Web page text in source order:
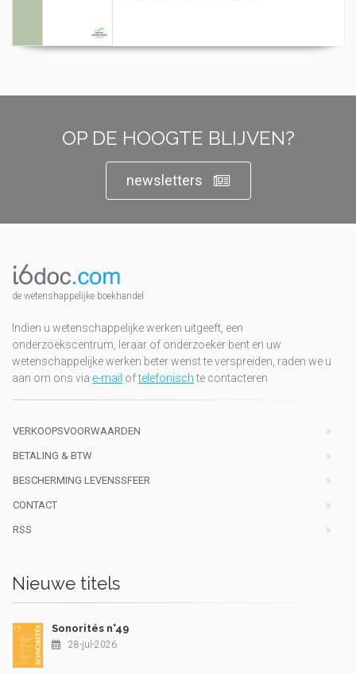
OP DE HOOGTE BLIJVEN?
newsletters
de wetenshappelijke boekhandel
Indien u wetenschappelijke werken uitgeeft, een
onderzoekscentrum, leraar of onderzoeker bent en uw
wetenschappelijke werken beter wenst te verspreiden, raden we u
aan om ons via e-mail oftelefonischte contacteren
VERKOOPSVOORWAARDEN
BETALING & BTW
BESCHERMING LEVENSSFEER
CONTACT
RSS
Nieuwe titels
Sonorités n°49
28-jul-2026